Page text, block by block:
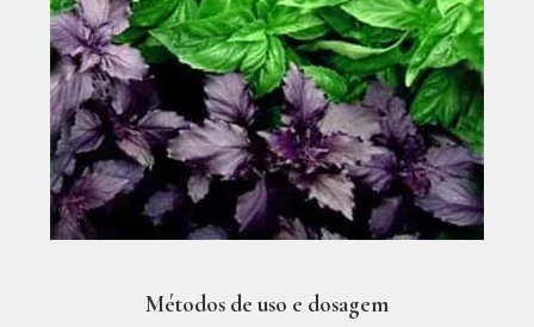
Métodos de uso e dosagem